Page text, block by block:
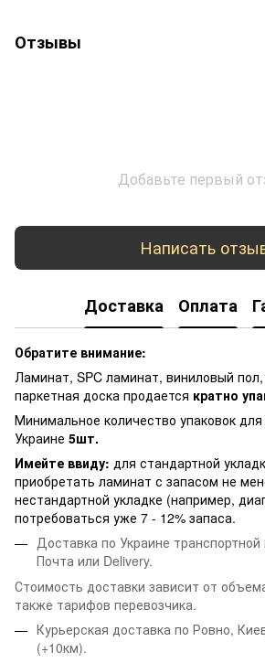
Отзывы
Добавьте первый
Написать
Доставка Оплата
Обратите внимание:
Ламинат, SPC ламинат, виниловый
паркетная доска продается кратно
Минимальное количество упаковок для
Украине 5шт.
Имейте ввиду: для стандартной
приобретать ламинат с запасом не
нестандартной укладке (например,
потребоваться уже 7 - 12% запаса.
Доставка по Украине
Почта или Delivery.
Стоимость доставки зависит от
также тарифов перевозчика.
Курьерская доставка по Ровно,
(+10км).